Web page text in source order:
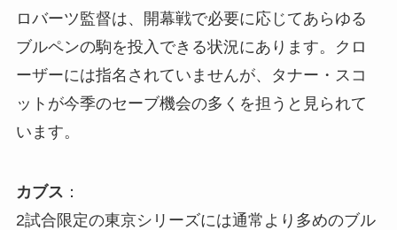
ロバーツ監督は、開幕戦で必要に応じてあらゆる
ブルペンの駒を投入できる状況にあります。クロ
ーザーには指名されていませんが、タナー・スコ
ットが今季のセーブ機会の多くを担うと見られて
います。
カブス ：
2試合限定の東京シリーズには通常より多めのブル